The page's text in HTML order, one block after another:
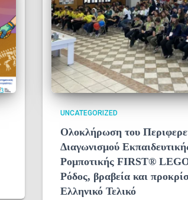
UNCATEGORIZED
Ολοκλήρωση του
Διαγωνισμού
Ρομποτικής FIRST®
Ρόδος, βραβεία και
Ελληνικό Τελικό